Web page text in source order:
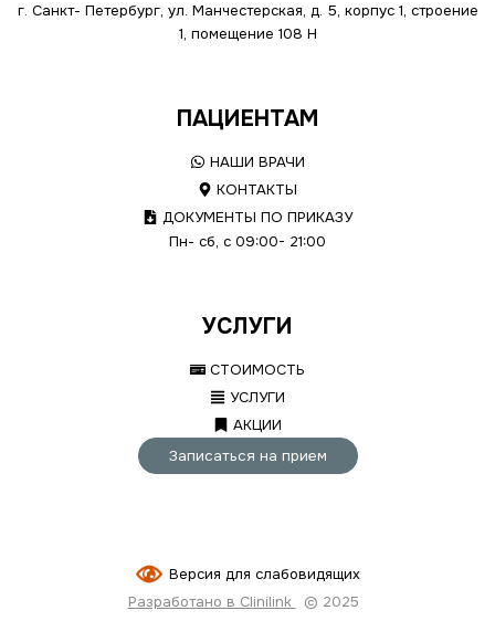
г. Санкт- Петербург, ул. Манчестерская, д. 5, корпус 1, строение
1, помещение 108 Н
ПАЦИЕНТАМ
НАШИ ВРАЧИ
КОНТАКТЫ
ДОКУМЕНТЫ ПО ПРИКАЗУ
Пн- сб, с 09:00- 21:00
УСЛУГИ
СТОИМОСТЬ
УСЛУГИ
АКЦИИ
Записаться на прием
Версия для слабовидящих
Разработано в Clinilink
© 2025